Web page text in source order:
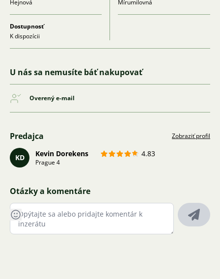
Hejnová
Mírumilovná
Dostupnosť
K dispozícii
U nás sa nemusíte báť nakupovať
Overený e-mail
Predajca Zobraziť profil
KD Kevin Dorekens 4.83
Prague 4
Otázky a komentáre